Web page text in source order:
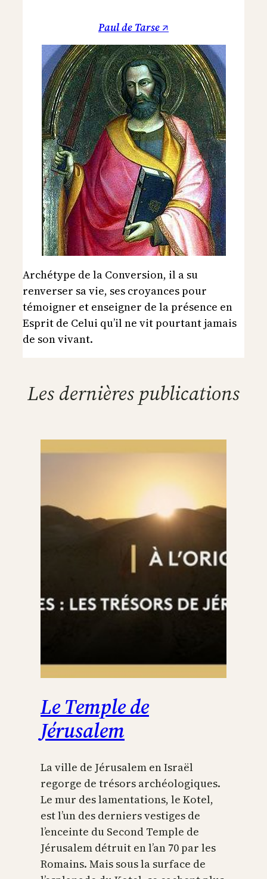
Paul de Tarse ↗
Archétype de la Conversion, il a su
renverser sa vie, ses croyances pour
témoigner et enseigner de la présence en
Esprit de Celui qu’il ne vit pourtant jamais
de son vivant.
Les dernières publications
Le Temple de
Jérusalem
La ville de Jérusalem en Israël
regorge de trésors archéologiques.
Le mur des lamentations, le Kotel,
est l’un des derniers vestiges de
l’enceinte du Second Temple de
Jérusalem détruit en l’an 70 par les
Romains. Mais sous la surface de